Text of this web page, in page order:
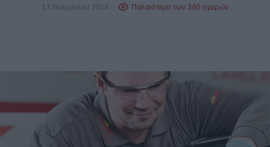
13 Νοεμβρίου 2014 Παλαιότερο των 360 ημερών